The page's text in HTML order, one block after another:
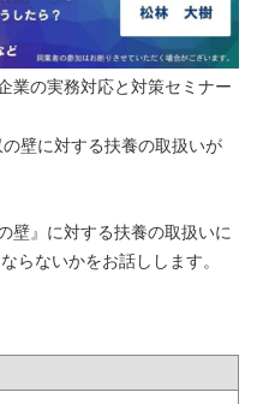
業の実務対応と対策セミナー
壁に対する扶養の取扱いが
壁』に対する扶養の取扱いに
らないかをお話しします。